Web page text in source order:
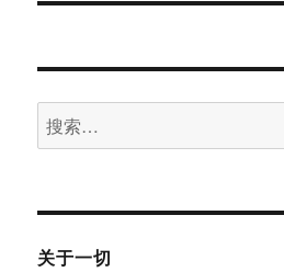
文
搜
索：
关于一切